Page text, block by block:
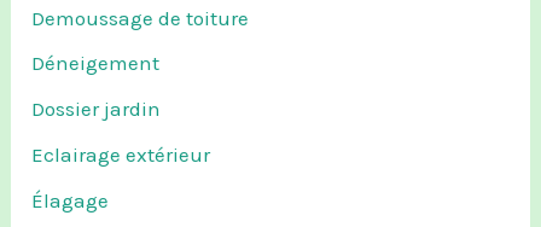
Demoussage de toiture
Déneigement
Dossier jardin
Eclairage extérieur
Élagage